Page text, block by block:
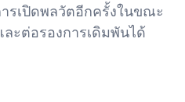
รเปิดพลวัตอีกครั้งในขณะ
ะต่อรองการเดิมพันได้